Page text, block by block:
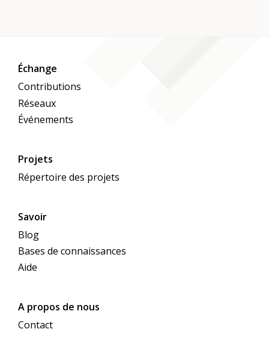
Échange
Contributions
Réseaux
Événements
Projets
Répertoire des projets
Savoir
Blog
Bases de connaissances
Aide
A propos de nous
Contact